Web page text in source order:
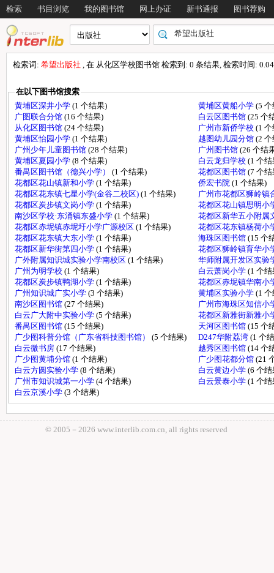
检索 书目浏览 我的图书馆 网上办证 新书通报 图书荐购
检索词: 希望出版社 , 在 从化区学校图书馆 检索到: 0 条结果, 检索时间:
在以下图书馆搜索
黄埔区深井小学 (1 个结果) 黄埔区黄船小学 (5
广图联合分馆 (16 个结果) 白云区图书馆 (25 个
从化区图书馆 (24 个结果) 广州市新侨学校 (1
黄埔区怡园小学 (1 个结果) 越图幼儿园分馆 (2
广州少年儿童图书馆 (28 个结果) 广州图书馆 (26 个结
黄埔区夏园小学 (8 个结果) 白云龙归学校 (1 个结
番禺区图书馆（德兴小学） (1 个结果) 花都区图书馆 (7 个结
花都区花山镇新和小学 (1 个结果) 侨宏书院 (1 个结果)
花都区花东镇七星小学(金谷二校区) (1 个结果)
广州市花都区狮岭镇
花都区炭步镇文岗小学 (1 个结果)
花都区花山镇思明小
南沙区学校·东涌镇东盛小学 (1 个结果)
花都区新华五小附属
花都区赤坭镇赤坭圩小学广源校区 (1 个结果)
花都区花东镇杨荷小
花都区花东镇大东小学 (1 个结果) 海珠区图书馆 (15 个
花都区新华街第四小学 (1 个结果)
花都区狮岭镇育华小
广外附属知识城实验小学南校区 (1 个结果)
华师附属开发区实验
广州为明学校 (1 个结果) 白云萧岗小学 (1 个结
花都区炭步镇鸭湖小学 (1 个结果)
花都区赤坭镇华南小
广州知识城广实小学 (3 个结果) 黄埔区实验小学 (1
南沙区图书馆 (27 个结果)
广州市海珠区知信小
白云广大附中实验小学 (5 个结果)
花都区新雅街新雅小
番禺区图书馆 (15 个结果) 天河区图书馆 (15 个
广少图科普分馆（广东省科技图书馆） (5 个结果) D247华附荔湾 (1 个
白云微书房 (17 个结果) 越秀区图书馆 (14 个
广少图黄埔分馆 (1 个结果) 广少图花都分馆 (21
白云方圆实验小学 (8 个结果) 白云黄边小学 (6 个结
广州市知识城第一小学 (4 个结果) 白云景泰小学 (1 个结
白云京溪小学 (3 个结果)
© 2005－ 2026 www.interlib.com.cn, all rights reserved